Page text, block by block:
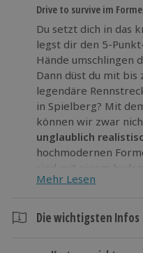
Drive to survive im
Du setzt dich in das
legst dir den 5-
Hände umschlingen
Dann düst du mit
legendäre
in Spielberg? Mit
können wir zwar
unglaublich
hochmodernen
sind mit einem
ausgestattet.
realitätsnah, als
Wagen sitzen.
Fühle dich für ein
Mehr Lesen
Die wichtigsten Infos